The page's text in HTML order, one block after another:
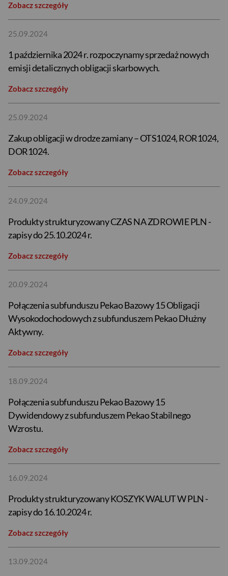
Zobacz szczegóły
25.09.2024
1 października 2024 r. rozpoczynamy sprzedaż nowych
emisji detalicznych obligacji skarbowych.
Zobacz szczegóły
25.09.2024
Zakup obligacji w drodze zamiany – OTS1024, ROR1024,
DOR1024.
Zobacz szczegóły
24.09.2024
Produkty strukturyzowany CZAS NA ZDROWIE PLN -
zapisy do 25.10.2024 r.
Zobacz szczegóły
20.09.2024
Połączenia subfunduszu Pekao Bazowy 15 Obligacji
Wysokodochodowych z subfunduszem Pekao Dłużny
Aktywny.
Zobacz szczegóły
18.09.2024
Połączenia subfunduszu Pekao Bazowy 15
Dywidendowy z subfunduszem Pekao Stabilnego
Wzrostu.
Zobacz szczegóły
16.09.2024
Produkty strukturyzowany KOSZYK WALUT W PLN -
zapisy do 16.10.2024 r.
Zobacz szczegóły
13.09.2024